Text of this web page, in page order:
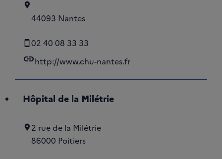
44093 Nantes
02 40 08 33 33
linkhttp://www.chu-nantes.fr
Hôpital de la Milétrie
2 rue de la Milétrie
86000 Poitiers